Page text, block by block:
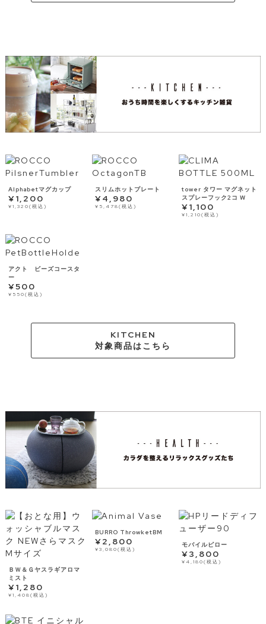
Alphabetマグカップ
¥1,200
¥1,320(税込)
スリムホットプレート
¥4,980
¥5,478(税込)
tower タワー マグネット
スプレーフック2コ W
¥1,100
¥1,210(税込)
アクト ビーズコースタ
ー
¥500
¥550(税込)
KITCHEN
対象商品はこちら
ＢＷ＆Ｇヤスラギアロマ
ミスト
¥1,280
¥1,408(税込)
BURRO ThrowketBM
¥2,800
¥3,080(税込)
モバイルピロー
¥3,800
¥4,180(税込)